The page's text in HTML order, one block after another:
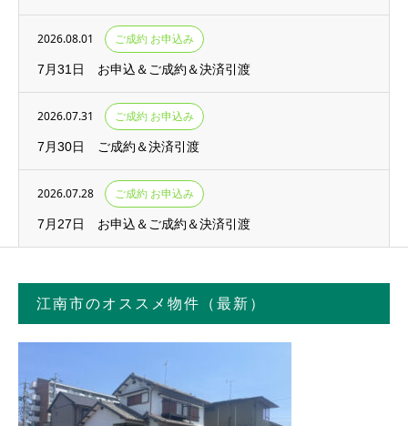
2026.08.01 ご成約 お申込み
7月31日 お申込＆ご成約＆決済引渡
2026.07.31 ご成約 お申込み
7月30日 ご成約＆決済引渡
2026.07.28 ご成約 お申込み
7月27日 お申込＆ご成約＆決済引渡
江南市のオススメ物件（最新）